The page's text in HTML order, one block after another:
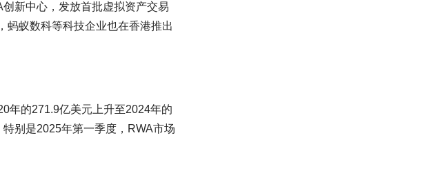
新中心，发放首批虚拟资产交易
蚂蚁数科等科技企业也在香港推出
年的271.9亿美元上升至2024年的
别是2025年第一季度，RWA市场